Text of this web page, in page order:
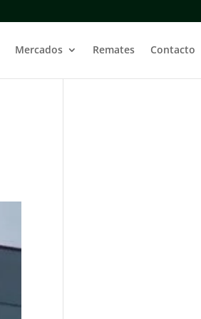
Mercados Remates Contacto